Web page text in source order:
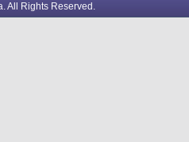
All Rights Reserved.